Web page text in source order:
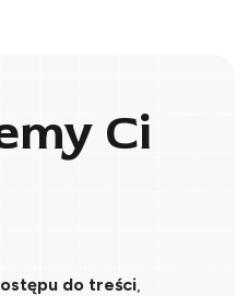
Ci
do treści,